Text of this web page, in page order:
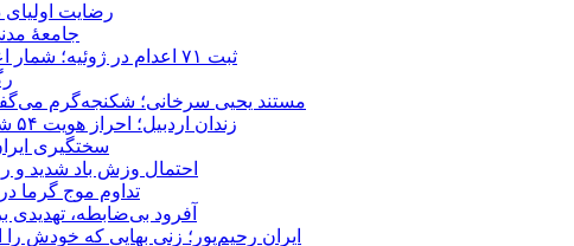
رضایت اولیای
جامعهٔ
ثبت ۷۱ اعدام در ژوئیه؛ شمار اعدام‌ها در سال ۲۰۲۶ به دست‌کم ۴۴۴ نفر رسید
مستند یحیی سرخانی؛ شکنجه‌گرم
زندان اردبیل؛ احراز هویت ۵۴ شهروند بازداشت‌شده در اعتراضات دی‌ماه ۱۴۰۴
سختگیری
احتمال وزش باد شدید
تداوم موج گرما در ایران؛
آفرود بی‌ضابطه، تهدیدی
ایران رحیم‌پور؛ زنی بهایی که خودش